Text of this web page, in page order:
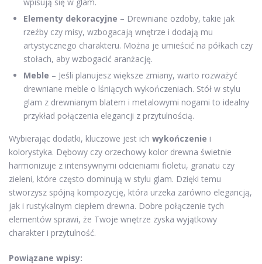
Elementy dekoracyjne – Drewniane ozdoby, takie jak
rzeźby czy misy, wzbogacają wnętrze i dodają mu
artystycznego charakteru. Można je umieścić na półkach czy
stołach, aby wzbogacić aranżację.
Meble – Jeśli planujesz większe zmiany, warto rozważyć
drewniane meble o lśniących wykończeniach. Stół w stylu
glam z drewnianym blatem i metalowymi nogami to idealny
przykład połączenia elegancji z przytulnością.
Wybierając dodatki, kluczowe jest ich wykończenie i
kolorystyka. Dębowy czy orzechowy kolor drewna świetnie
harmonizuje z intensywnymi odcieniami fioletu, granatu czy
zieleni, które często dominują w stylu glam. Dzięki temu
stworzysz spójną kompozycję, która urzeka zarówno elegancją,
jak i rustykalnym ciepłem drewna. Dobre połączenie tych
elementów sprawi, że Twoje wnętrze zyska wyjątkowy
charakter i przytulność.
Powiązane wpisy: